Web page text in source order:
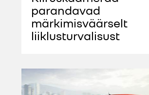
parandavad
märkimisväärselt
liiklusturvalisust